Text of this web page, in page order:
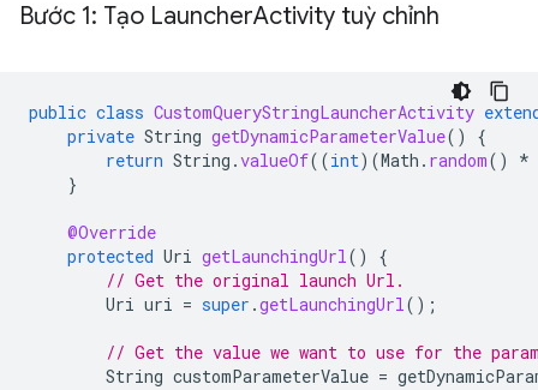
Bước 1: Tạo LauncherActivity tuỳ chỉnh
public class CustomQueryStringLauncherActivity
private String getDynamicParameterValue()
{
return String .valueOf((int)(Math . random()
*
}
@Override
protected Uri getLaunchingUrl()
{
// Get the original launch Url.
Uri uri = super .getLaunchingUrl();
// Get the value we want to use for the
String customParameterValue =